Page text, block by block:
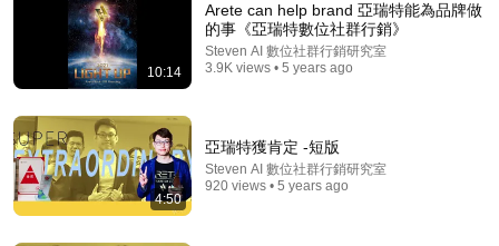
大叔为曾经的爱人登台，含泪演唱《在水一方》，不炫
技不飙高音，莫文蔚杨坤听的泪流满面！#费玉清 #任
柏儒 #天籁之战1 精华版 clip
SMG音乐频道 • 198K views
10:14
Arete can help brand 亞瑞特能為品牌做
的事《亞瑞特數位社群行銷》
Steven AI 數位社群行銷研究室
3.9K views • 5 years ago
4:50
亞瑞特獲肯定 -短版
Steven AI 數位社群行銷研究室
920 views • 5 years ago